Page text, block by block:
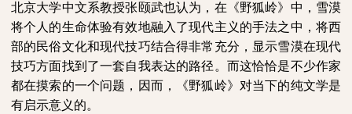
北京大学中文系教授张颐武也认为，在《野狐岭》中，雪漠
将个人的生命体验有效地融入了现代主义的手法之中，将西
部的民俗文化和现代技巧结合得非常充分，显示雪漠在现代
技巧方面找到了一套自我表达的路径。而这恰恰是不少作家
都在摸索的一个问题，因而，《野狐岭》对当下的纯文学是
有启示意义的。